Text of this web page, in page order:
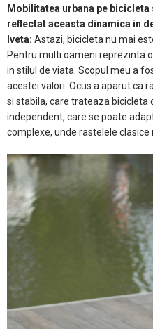
Mobilitatea urbana pe bicicleta
reflectat aceasta dinamica in
Iveta: Astazi, bicicleta nu mai
Pentru multi oameni reprezinta
in stilul de viata. Scopul meu a
acestei valori. Ocus a aparut ca
si stabila, care trateaza bicicleta
independent, care se poate
complexe, unde rastelele clasice